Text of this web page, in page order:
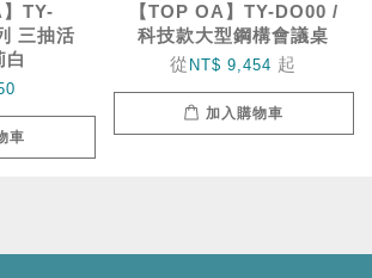
TY-
三抽活
白
車
【TOP OA】TY-DO00 /
科技款大型鋼構會議桌
從 NT$ 9,454 起
加入購物車